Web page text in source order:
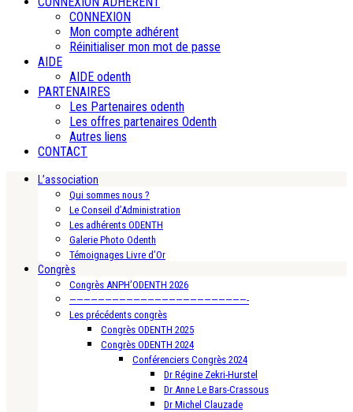
CONNEXION
Mon compte adhérent
Réinitialiser mon mot de passe
AIDE
AIDE odenth
PARTENAIRES
Les Partenaires odenth
Les offres partenaires Odenth
Autres liens
CONTACT
L’association
Qui sommes nous ?
Le Conseil d’Administration
Les adhérents ODENTH
Galerie Photo Odenth
Témoignages Livre d’Or
Congrès
Congrès ANPH’ODENTH 2026
—————————————————————————-
Les précédents congrès
Congrès ODENTH 2025
Congrès ODENTH 2024
Conférenciers Congrès 2024
Dr Régine Zekri-Hurstel
Dr Anne Le Bars-Crassous
Dr Michel Clauzade